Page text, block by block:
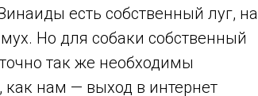
есть собственный луг, на
Но для собаки собственный
так же необходимы
нам — выход в интернет